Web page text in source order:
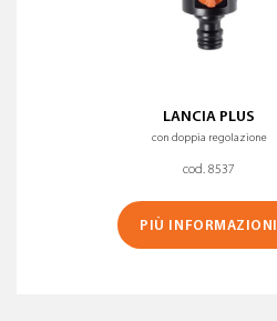
LANCIA PLUS
con doppia regolazione
cod. 8537
PIÙ INFORMAZIONI